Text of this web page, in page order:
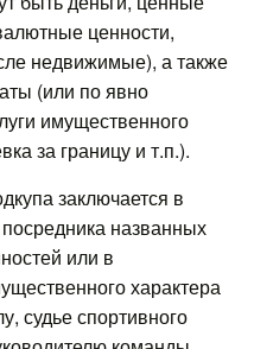
ценности,
недвижимые), а также
(или по явно
имущественного
за границу и т.п.).
заключается в
названных
или в
характера
судье спортивного